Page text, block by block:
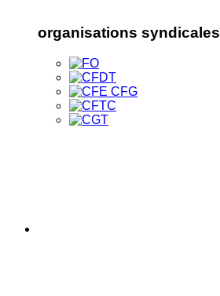
organisations syndicales